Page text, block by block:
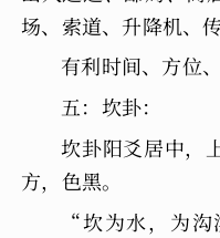
场、索道、升降机、
有利时间、方位
五：坎卦：
坎卦阳爻居中，
方，色黑。
“坎为水，为